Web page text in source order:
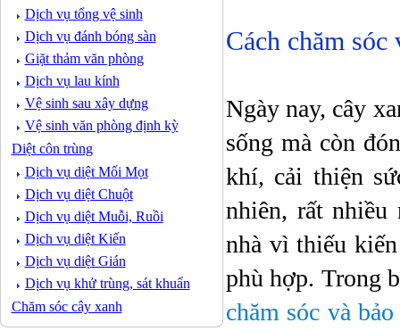
Dịch vụ tổng vệ sinh
Dịch vụ đánh bóng sàn
Giặt thảm văn phòng
Dịch vụ lau kính
Vệ sinh sau xây dựng
Vệ sinh văn phòng định kỳ
Diệt côn trùng
Dịch vụ diệt Mối Mọt
Dịch vụ diệt Chuột
Dịch vụ diệt Muỗi, Ruồi
Dịch vụ diệt Kiến
Dịch vụ diệt Gián
Dịch vụ khử trùng, sát khuẩn
Chăm sóc cây xanh
Cách chăm
Ngày nay, cây
sống mà còn
khí, cải thiện
nhiên, rất
nhà vì thiếu
phù hợp. Trong
chăm sóc và